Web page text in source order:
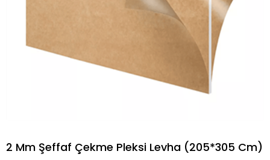
2 Mm Şeffaf Çekme Pleksi Levha (205*305 Cm)